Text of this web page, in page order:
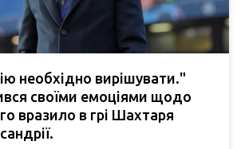
необхідно вирішувати."
своїми емоціями щодо
вразило в грі Шахтаря